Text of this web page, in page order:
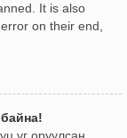
It is also
on their end,
үг оруулсан